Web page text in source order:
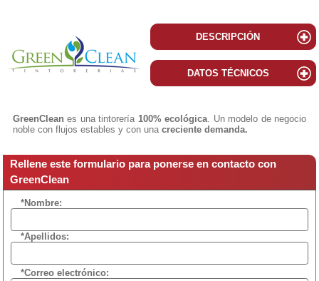
DESCRIPCIÓN
DATOS TÉCNICOS
GreenCleanes una tintorería 100% ecológica. Un modelo de negocio
noble con flujos estables y con una creciente demanda.
Rellene este formulario para ponerse en contacto con
GreenClean
*Nombre:
*Apellidos:
*Correo electrónico: